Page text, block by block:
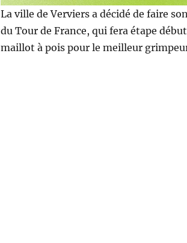
La ville de Verviers a décidé de faire
du Tour de France, qui fera étape
maillot à pois pour le meilleur